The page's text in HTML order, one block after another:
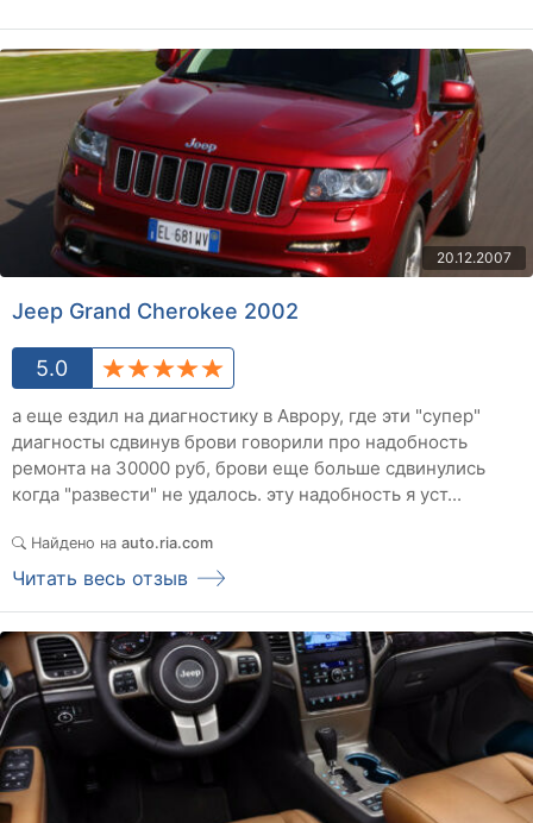
20.12.2007
Jeep Grand Cherokee 2002
5.0
а еще ездил на диагностику в Аврору, где эти "супер"
диагносты сдвинув брови говорили про надобность
ремонта на 30000 руб, брови еще больше сдвинулись
когда "развести" не удалось. эту надобность я уст...
Найдено на auto.ria.com
Читать весь отзыв